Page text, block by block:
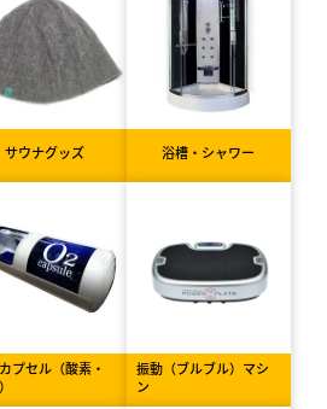
サウナグッズ 浴槽・シャワー
プセル（酸素・
振動（ブルブル）マシ
ン